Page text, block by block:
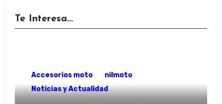
Te Interesa...
Accesorios moto
nilmoto
Noticias y Actualidad